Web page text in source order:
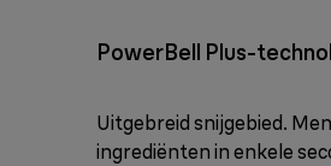
PowerBell Plus-
Uitgebreid snijgebied.
ingrediënten in enkele